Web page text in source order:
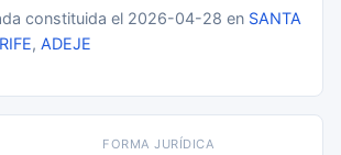
constituida el 2026-04-28 en SANTA
, ADEJE
FORMA JURÍDICA